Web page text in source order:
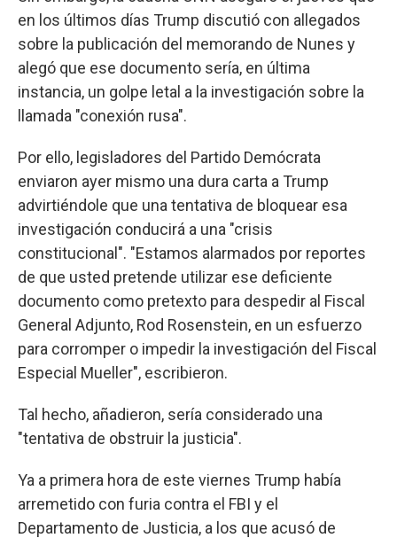
en los últimos días Trump discutió con allegados
sobre la publicación del memorando de Nunes y
alegó que ese documento sería, en última
instancia, un golpe letal a la investigación sobre la
llamada "conexión rusa".
Por ello, legisladores del Partido Demócrata
enviaron ayer mismo una dura carta a Trump
advirtiéndole que una tentativa de bloquear esa
investigación conducirá a una "crisis
constitucional". "Estamos alarmados por reportes
de que usted pretende utilizar ese deficiente
documento como pretexto para despedir al Fiscal
General Adjunto, Rod Rosenstein, en un esfuerzo
para corromper o impedir la investigación del Fiscal
Especial Mueller", escribieron.
Tal hecho, añadieron, sería considerado una
"tentativa de obstruir la justicia".
Ya a primera hora de este viernes Trump había
arremetido con furia contra el FBI y el
Departamento de Justicia, a los que acusó de